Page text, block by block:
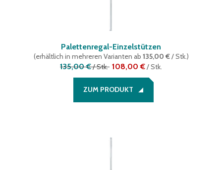
Palettenregal-Einzelstützen
(erhältlich in mehreren Varianten ab 135,00 €/ Stk.)
135,00 €/Stk. 108,00 €/Stk.
ZUM PRODUKT